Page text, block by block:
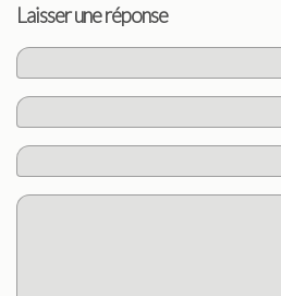
Laisser une réponse